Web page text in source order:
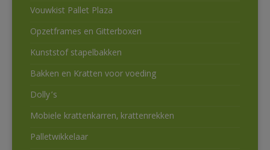
Vouwkist Pallet Plaza
Opzetframes en Gitterboxen
Kunststof stapelbakken
Bakken en Kratten voor voeding
Dolly’s
Mobiele krattenkarren, krattenrekken
Palletwikkelaar